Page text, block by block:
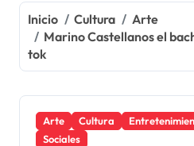
Inicio Cultura
Arte
Marino Castellanos el
tok
Arte Cultura
Sociales